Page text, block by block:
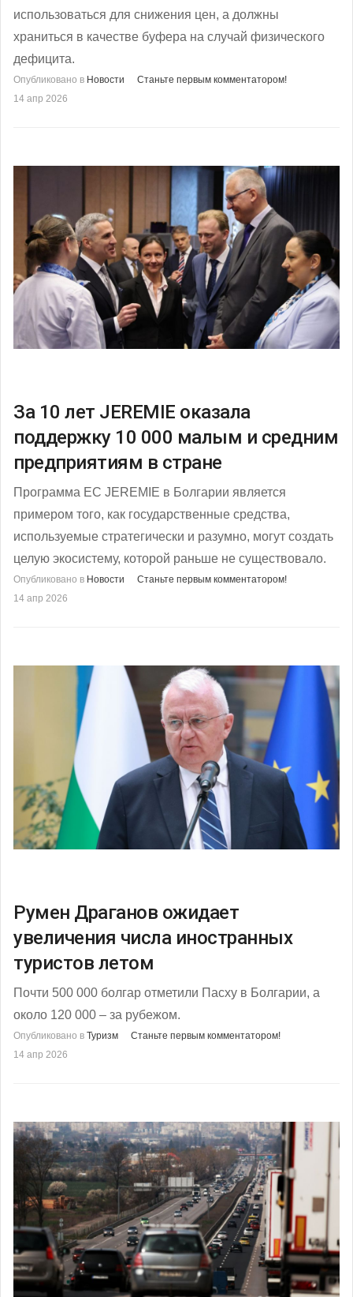
использоваться для снижения цен, а должны
храниться в качестве буфера на случай физического
дефицита.
Опубликовано в Новости
Станьте первым комментатором!
14 апр 2026
За 10 лет JEREMIE оказала
поддержку 10 000 малым и средним
предприятиям в стране
Программа ЕС JEREMIE в Болгарии является
примером того, как государственные средства,
используемые стратегически и разумно, могут создать
целую экосистему, которой раньше не существовало.
Опубликовано в Новости
Станьте первым комментатором!
14 апр 2026
Румен Драганов ожидает
увеличения числа иностранных
туристов летом
Почти 500 000 болгар отметили Пасху в Болгарии, а
около 120 000 – за рубежом.
Опубликовано в Туризм
Станьте первым комментатором!
14 апр 2026